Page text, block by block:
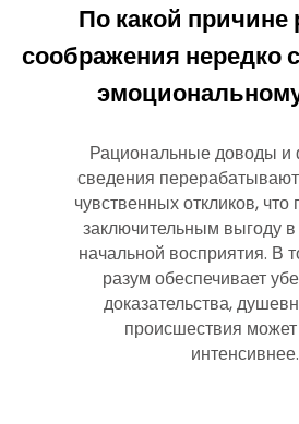
По какой
соображения нередко
Рациональные доводы и
сведения
чувственных откликов, что
заключительным выгоду
начальной восприятия. В
разум обеспечивает
доказательства,
происшествия может
интенсивнее.